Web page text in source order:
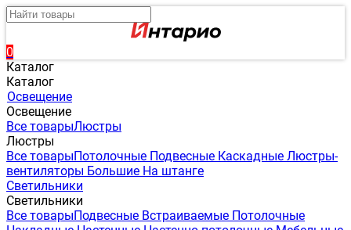
0
Каталог
Каталог
Освещение
Освещение
Все товарыЛюстры
Люстры
Все товарыПотолочные Подвесные Каскадные Люстры-
вентиляторы Большие На штанге
Светильники
Светильники
Все товарыПодвесные Встраиваемые Потолочные